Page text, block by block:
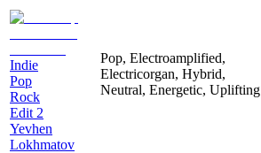
Indie
Pop
Rock
Edit 2
Yevhen
Lokhmatov
Pop, Electroamplified,
Electricorgan, Hybrid,
Neutral, Energetic, Uplifting